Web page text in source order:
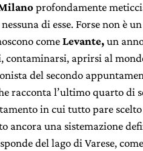
profondamente
di esse. Forse non è un
comeLevante,un
contaminarsi, aprirsi al
del secondo
racconta l’ultimo quarto di
in cui tutto pare
ancora una sistemazione
del lago di Varese,